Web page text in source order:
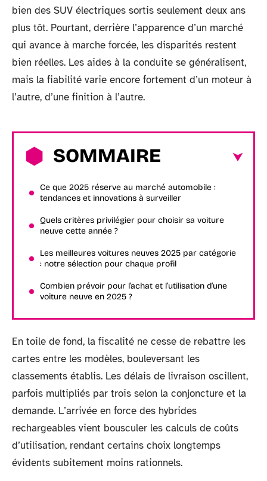
bien des SUV électriques sortis seulement deux ans
plus tôt. Pourtant, derrière l’apparence d’un marché
qui avance à marche forcée, les disparités restent
bien réelles. Les aides à la conduite se généralisent,
mais la fiabilité varie encore fortement d’un moteur à
l’autre, d’une finition à l’autre.
SOMMAIRE
Ce que 2025 réserve au marché automobile :
tendances et innovations à surveiller
Quels critères privilégier pour choisir sa voiture
neuve cette année ?
Les meilleures voitures neuves 2025 par catégorie
: notre sélection pour chaque profil
Combien prévoir pour l’achat et l’utilisation d’une
voiture neuve en 2025 ?
En toile de fond, la fiscalité ne cesse de rebattre les
cartes entre les modèles, bouleversant les
classements établis. Les délais de livraison oscillent,
parfois multipliés par trois selon la conjoncture et la
demande. L’arrivée en force des hybrides
rechargeables vient bousculer les calculs de coûts
d’utilisation, rendant certains choix longtemps
évidents subitement moins rationnels.